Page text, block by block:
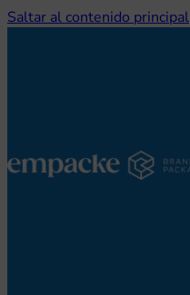
Saltar al contenido principal